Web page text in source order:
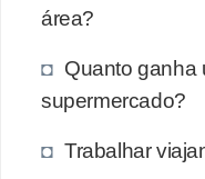
área?
Quanto ganha
supermercado?
Trabalhar